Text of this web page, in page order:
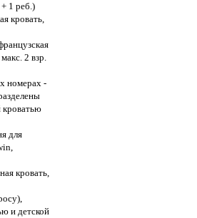
1 реб.)
кровать,
2 взр.
номерах -
кроватью
для
кровать,
и детской